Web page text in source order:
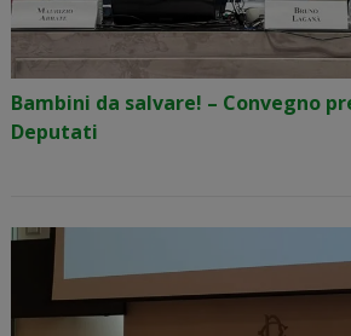
Bambini da salvare! – Convegno
Deputati